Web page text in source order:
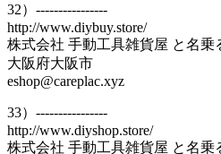
32）----------------
http://www.diybuy.store/
株式会社 手動工具雑貨屋 と名乗
大阪府大阪市
eshop@careplac.xyz
33）----------------
http://www.diyshop.store/
株式会社 手動工具雑貨屋 と名乗